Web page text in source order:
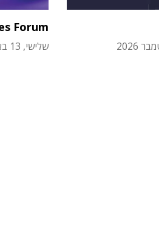
Forum
שלישי, 13 באוקטובר 2026